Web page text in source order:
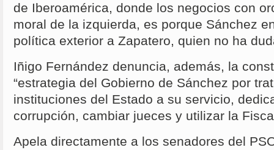
de Iberoamérica, donde los negocios con
moral de la izquierda, es porque Sánchez
política exterior a Zapatero, quien no ha
Iñigo Fernández denuncia, además, la
“estrategia del Gobierno de Sánchez por
instituciones del Estado a su servicio,
corrupción, cambiar jueces y utilizar la
Apela directamente a los senadores del